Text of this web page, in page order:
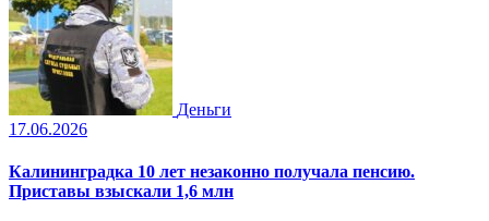
Деньги
17.06.2026
Калининградка 10 лет незаконно получала пенсию.
Приставы взыскали 1,6 млн